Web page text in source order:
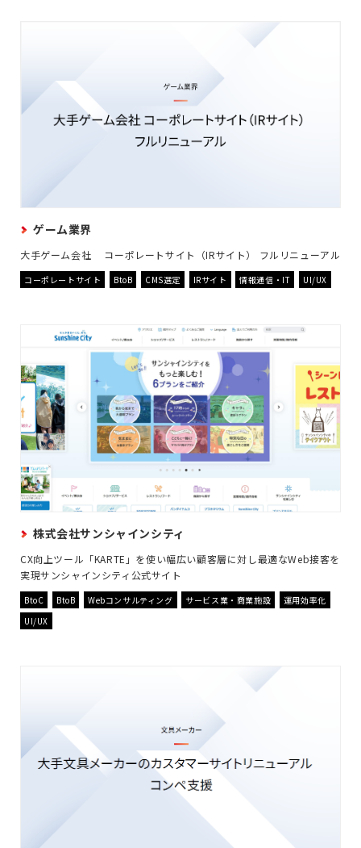
ゲーム業界
大手ゲーム会社 コーポレートサイト（IRサイト） フルリニューアル
コーポレートサイト BtoB CMS選定 IRサイト 情報通信・IT UI/UX
株式会社サンシャインシティ
CX向上ツール「KARTE」を使い幅広い顧客層に対し最適なWeb接客を
実現サンシャインシティ公式サイト
BtoC BtoB Webコンサルティング サービス業・商業施設
運用効率化
UI/UX